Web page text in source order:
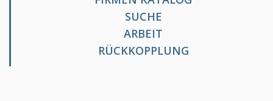
SUCHE
ARBEIT
RÜCKKOPPLUNG